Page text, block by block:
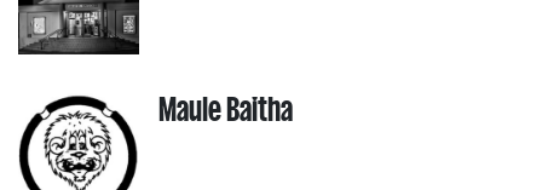
Maule Baitha